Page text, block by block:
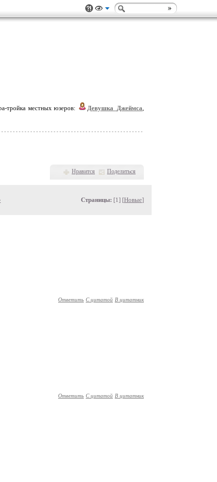
тройка местных юзеров: Девушка_Джеймса,
Нравится Поделиться
Страницы: [1] [Новые]
Ответить С цитатой В цитатник
Ответить С цитатой В цитатник